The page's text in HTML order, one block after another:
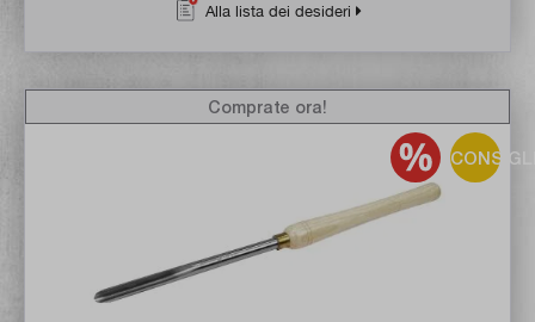
Alla lista dei desideri
Comprate ora!